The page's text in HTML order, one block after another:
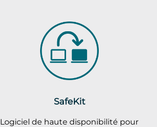
SafeKit
Logiciel de haute disponibilité pour